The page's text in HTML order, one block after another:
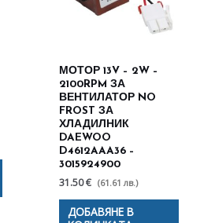
МОТОР 13V – 2W –
2100RPM ЗА
ВЕНТИЛАТОР NO
FROST ЗА
ХЛАДИЛНИК
DAEWOO
D4612AAA36 –
3015924900
31.50 € (61.61 лв.)
ДОБАВЯНЕ В